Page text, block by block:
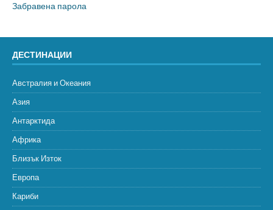
Забравена парола
ДЕСТИНАЦИИ
Австралия и Океания
Азия
Антарктида
Африка
Близък Изток
Европа
Кариби